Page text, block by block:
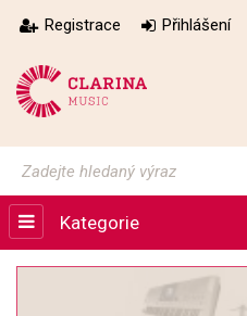
Registrace Přihlášení
Kategorie